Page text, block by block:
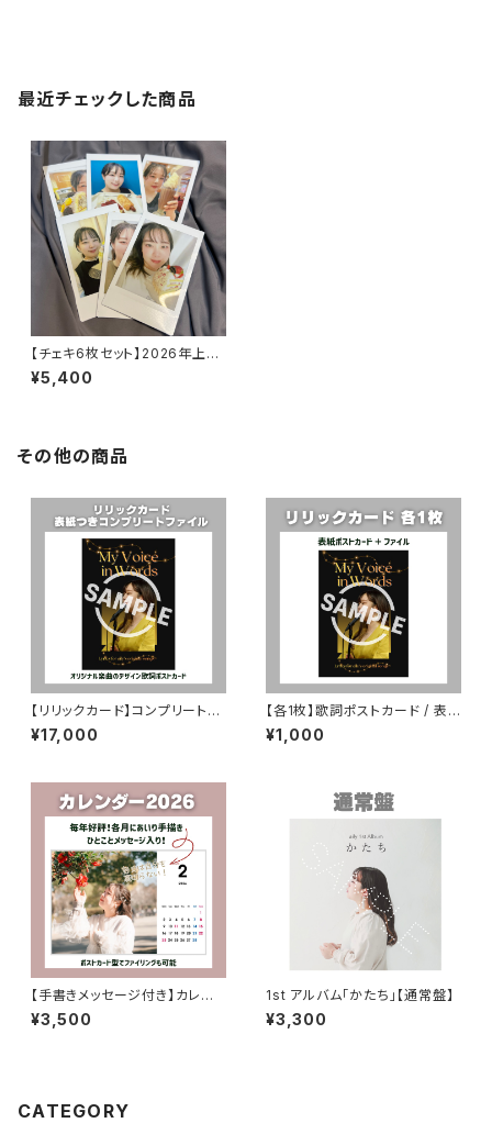
最近チェックした商品
【チェキ6枚セット】2026年上半
期のおいしいものシリーズ
¥5,400
その他の商品
【リリックカード】コンプリートフ
ァイル（表紙つき+楽曲No.1〜1
7）
¥17,000
【各1枚】歌詞ポストカード / 表
紙つきファイル
¥1,000
【手書きメッセージ付き】カレン
ダー2026
¥3,500
1st アルバム「かたち」【通常盤】
¥3,300
CATEGORY